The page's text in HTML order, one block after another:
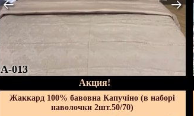
A-013
Акция!
Жаккард 100% бавовна Капучіно (в наборі
наволочки 2шт.50/70)